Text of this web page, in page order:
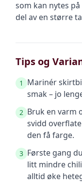
som kan nytes
del av en større
Tips og
1
Marinér
smak – jo
2 Bruk en varm
svidd
den få farge.
3 Første gang
litt mindre
alltid øke